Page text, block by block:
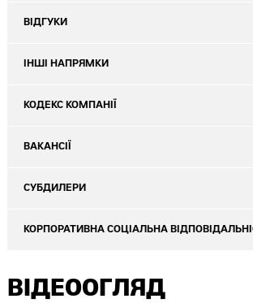
ВІДГУКИ
ІНШІ НАПРЯМКИ
КОДЕКС КОМПАНІЇ
ВАКАНСІЇ
СУБДИЛЕРИ
КОРПОРАТИВНА СОЦІАЛЬНА
ВІДЕООГЛЯД